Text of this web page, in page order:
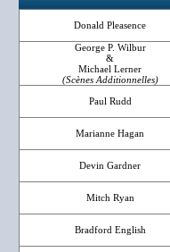
Donald Pleasence
George P. Wilbur
&
Michael Lerner
(Scènes Additionnelles)
Paul Rudd
Marianne Hagan
Devin Gardner
Mitch Ryan
Bradford English